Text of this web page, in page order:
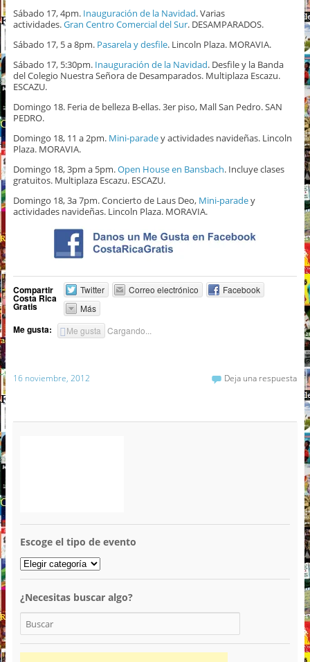
Sábado 17, 4pm. Inauguración de la Navidad. Varias
actividades.Gran Centro Comercial del Sur. DESAMPARADOS.
Sábado 17, 5 a 8pm. Pasarela y desfile. Lincoln Plaza. MORAVIA.
Sábado 17, 5:30pm. Inauguración de la Navidad. Desfile y la Banda
del Colegio Nuestra Señora de Desamparados. Multiplaza Escazu.
ESCAZU.
Domingo 18. Feria de belleza B-ellas. 3er piso, Mall San Pedro. SAN
PEDRO.
Domingo 18, 11 a 2pm. Mini-paradey actividades navideñas. Lincoln
Plaza. MORAVIA.
Domingo 18, 3pm a 5pm.Open House en Bansbach. Incluye clases
gratuitos. Multiplaza Escazu. ESCAZU.
Domingo 18, 3a 7pm. Concierto de Laus Deo, Mini-paradey
actividades navideñas. Lincoln Plaza. MORAVIA.
Compartir
Costa Rica
Gratis
Twitter Correo electrónico
Facebook
Más
Me gusta: Me gusta Cargando...
16 noviembre, 2012 Deja una respuesta
Escoge el tipo de evento
¿Necesitas buscar algo?